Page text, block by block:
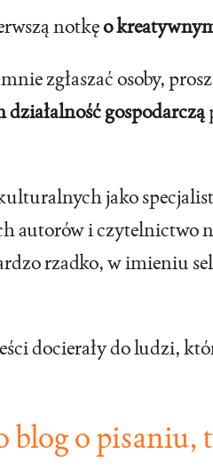
notkęo
mnie zgłaszać osoby,
działalność gospodarczą
jako
autorów i czytelnictwo
rzadko, w imieniu
docierały do ludzi,
blog o